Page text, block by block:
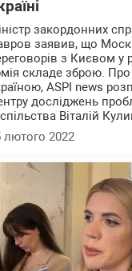
закордонних
заявив, що
з Києвом у
складе зброю. Про
ASPI news
досліджень
Віталій
лютого 2022